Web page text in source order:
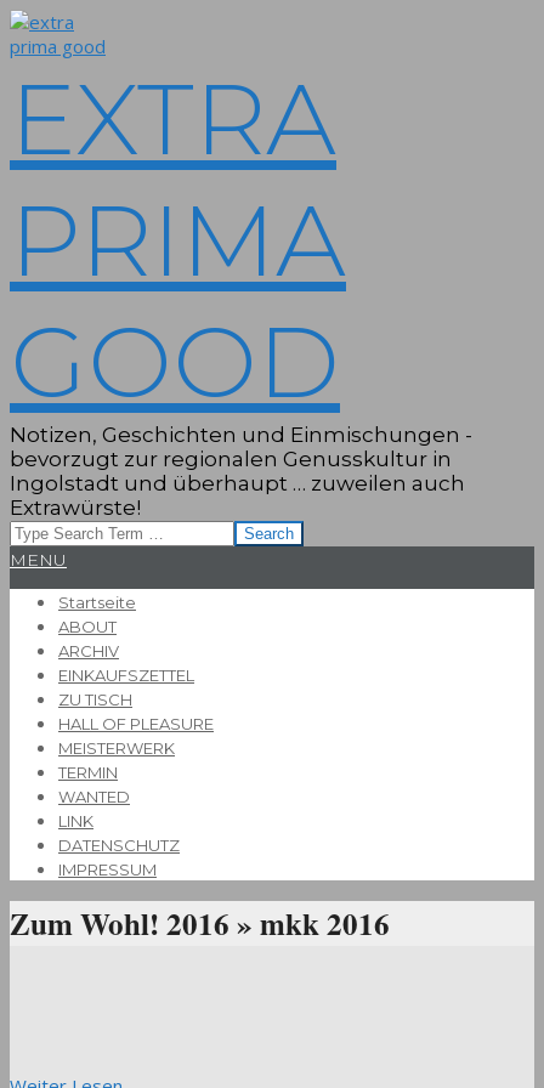
Skip
to
EXTRA
PRIMA
GOOD
Notizen, Geschichten und Einmischungen -
bevorzugt zur regionalen Genusskultur in
Ingolstadt und überhaupt … zuweilen auch
Extrawürste!
Search
Primary
Menu
MENU
Startseite
ABOUT
ARCHIV
EINKAUFSZETTEL
ZU TISCH
HALL OF PLEASURE
MEISTERWERK
TERMIN
WANTED
LINK
DATENSCHUTZ
IMPRESSUM
Zum Wohl! 2016 »mkk 2016